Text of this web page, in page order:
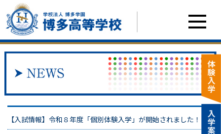
【入試情報】令和８年度「個別体験入学」が開始されました！